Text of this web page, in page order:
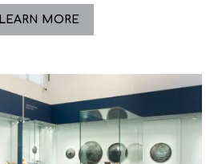
LEARN MORE